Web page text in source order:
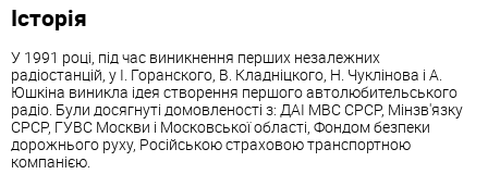
Історія
У 1991 році, під час виникнення перших незалежних
радіостанцій, у І. Горанского, В. Кладніцкого, Н. Чуклінова і А.
Юшкіна виникла ідея створення першого автолюбительського
радіо. Були досягнуті домовленості з: ДАІ МВС СРСР, Мінзв'язку
СРСР, ГУВС Москви і Московської області, Фондом безпеки
дорожнього руху, Російською страховою транспортною
компанією.